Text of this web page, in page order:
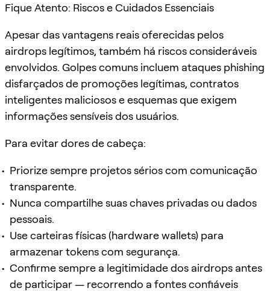
Fique Atento: Riscos e Cuidados Essenciais
Apesar das vantagens reais oferecidas pelos
airdrops legítimos, também há riscos consideráveis
envolvidos. Golpes comuns incluem ataques phishing
disfarçados de promoções legítimas, contratos
inteligentes maliciosos e esquemas que exigem
informações sensíveis dos usuários.
Para evitar dores de cabeça:
Priorize sempre projetos sérios com comunicação
transparente.
Nunca compartilhe suas chaves privadas ou dados
pessoais.
Use carteiras físicas (hardware wallets) para
armazenar tokens com segurança.
Confirme sempre a legitimidade dos airdrops antes
de participar — recorrendo a fontes confiáveis